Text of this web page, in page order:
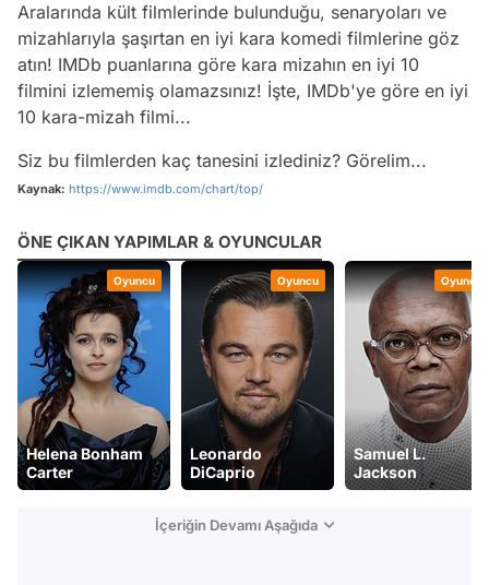
Aralarında kült filmlerinde bulunduğu, senaryoları ve
mizahlarıyla şaşırtan en iyi kara komedi filmlerine göz
atın! IMDb puanlarına göre kara mizahın en iyi 10
filmini izlememiş olamazsınız! İşte, IMDb'ye göre en iyi
10 kara-mizah filmi...
Siz bu filmlerden kaç tanesini izlediniz? Görelim...
Kaynak: https://www.imdb.com/chart/top/
ÖNE ÇIKAN YAPIMLAR & OYUNCULAR
Oyuncu
Helena Bonham
Carter
Oyuncu
Leonardo
DiCaprio
Oyuncu
Samuel L.
Jackson
İçeriğin Devamı Aşağıda